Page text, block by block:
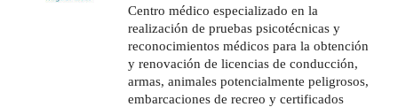
Centro médico especializado en la
realización de pruebas psicotécnicas y
reconocimientos médicos para la obtención
y renovación de licencias de conducción,
armas, animales potencialmente peligrosos,
embarcaciones de recreo y certificados